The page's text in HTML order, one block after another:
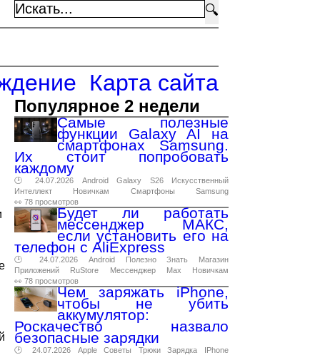
🔍
Карта сайта
Популярное 2 недели
Самые полезные
функции Galaxy AI на
смартфонах Samsung.
Их стоит попробовать
каждому
🕑 24.07.2026 Android Galaxy S26
Искусственный
Интеллект
Новичкам Смартфоны
Samsung
👀 78 просмотров
Будет ли работать
мессенджер МАКС,
если установить его на
телефон с AliExpress
🕑 24.07.2026 Android Полезно Знать
Магазин
Приложений
RuStore Мессенджер Max
Новичкам
👀 78 просмотров
Чем заряжать iPhone,
чтобы не убить
аккумулятор:
Роскачество назвало
безопасные зарядки
🕑 24.07.2026 Apple Советы Трюки Зарядка
IPhone